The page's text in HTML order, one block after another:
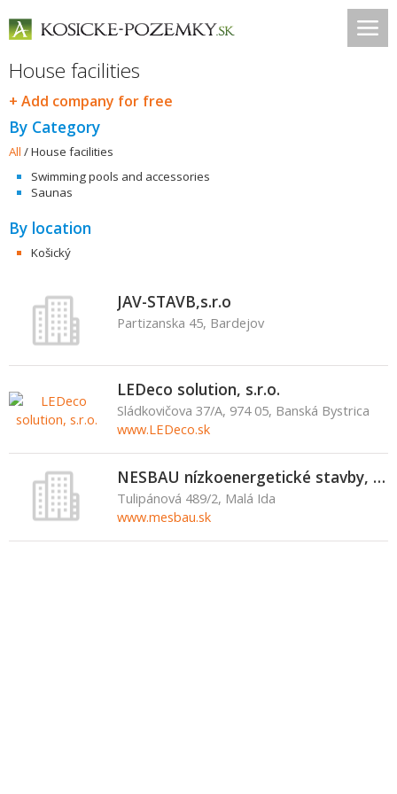
House facilities
+ Add company for free
By Category
All /House facilities
Swimming pools and accessories
Saunas
By location
Košický
JAV-STAVB,s.r.o
Partizanska 45, Bardejov
LEDeco solution, s.r.o.
Sládkovičova 37/A, 974 05, Banská Bystrica
www.LEDeco.sk
NESBAU nízkoenergetické stavby, s.r.o.
Tulipánová 489/2, Malá Ida
www.mesbau.sk